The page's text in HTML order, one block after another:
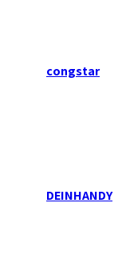
congstar
DEINHANDY